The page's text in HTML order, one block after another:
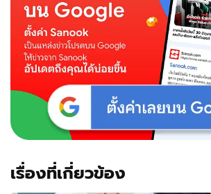
ขาว
ร่วม
งาน
แย่ง
เจ้า
สาว
เรื่องที่เกี่ยวข้อง